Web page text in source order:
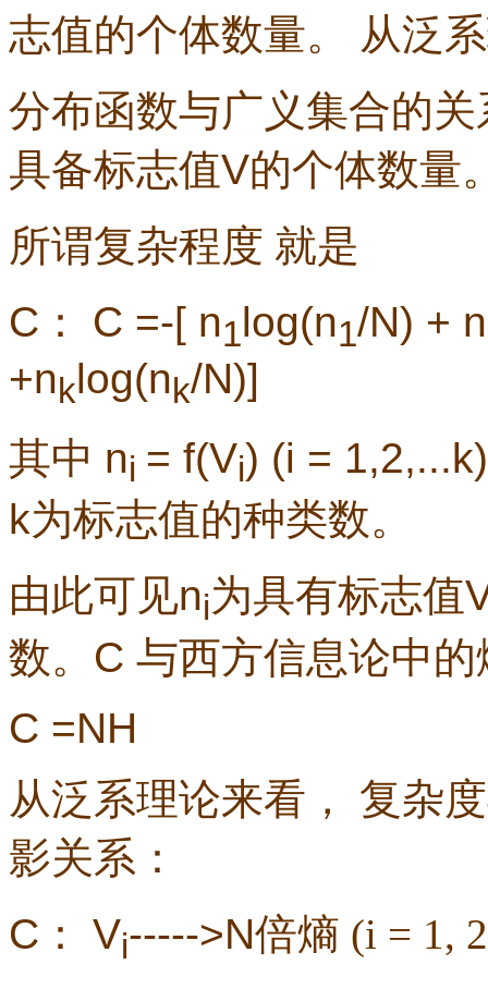
志值的个体数量。
从泛
分布函数与广义集合的关
具备标志值V的个体数量
所谓复杂程度 就是
C ： C =-[ n1log(n1/N) + n
+nklog(nk/N)]
其中 ni = f(Vi) (i =
k为标志值的种类数。
由此可见ni为具有标志值
数。 C 与西方信息论中的
C =NH
从泛系理论来看，
复杂
影关系：
C ： Vi----->N倍熵 (i = 1,